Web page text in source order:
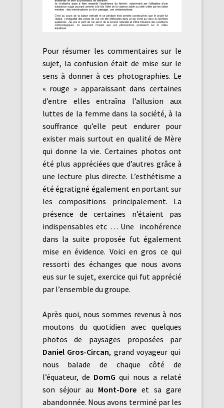
Pour résumer les commentaires sur le
sujet, la confusion était de mise sur le
sens à donner à ces photographies. Le
« rouge » apparaissant dans certaines
d’entre elles entraîna l’allusion aux
luttes de la femme dans la société, à la
souffrance qu’elle peut endurer pour
exister mais surtout en qualité de Mère
qui donne la vie. Certaines photos ont
été plus appréciées que d’autres grâce à
une lecture plus directe. L’esthétisme a
été égratigné également en portant sur
les compositions principalement. La
présence de certaines n’étaient pas
indispensables etc … Une incohérence
dans la suite proposée fut également
mise en évidence. Voici en gros ce qui
ressorti des échanges que nous avons
eus sur le sujet, exercice qui fut apprécié
par l’ensemble du groupe.
Après quoi, nous sommes revenus à nos
moutons du quotidien avec quelques
photos de paysages proposées par
Daniel Gros-Circan, grand voyageur qui
nous balade de chaque côté de
l’équateur, de DomG qui nous a relaté
son séjour au Mont-Dore et sa gare
abandonnée. Nous avons terminé par les